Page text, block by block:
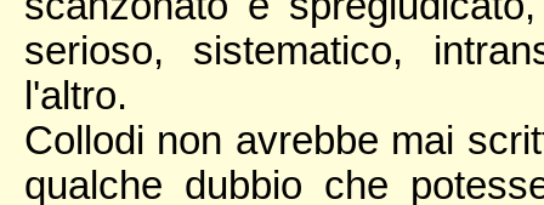
serioso, sistematico,
l'altro.
Collodi non avrebbe mai
qualche dubbio che